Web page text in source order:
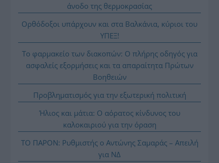
άνοδο της θερμοκρασίας
Ορθόδοξοι υπάρχουν και στα Βαλκάνια, κύριοι του
ΥΠΕΞ!
Το φαρμακείο των διακοπών: Ο πλήρης οδηγός για
ασφαλείς εξορμήσεις και τα απαραίτητα Πρώτων
Βοηθειών
Προβληματισμός για την εξωτερική πολιτική
Ήλιος και μάτια: Ο αόρατος κίνδυνος του
καλοκαιριού για την όραση
ΤΟ ΠΑΡΟΝ: Ρυθμιστής ο Αντώνης Σαμαράς – Απειλή
για ΝΔ